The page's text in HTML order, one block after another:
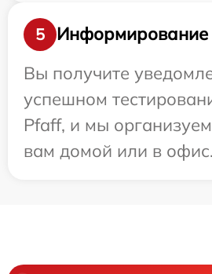
5
Информирование
Вы получите
успешном
Pfaff, и мы
вам домой или в офис.